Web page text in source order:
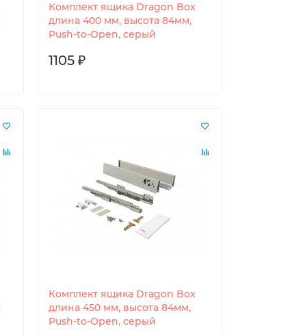
Комплект ящика Dragon Box
длина 400 мм, высота 84мм,
Push-to-Open, серый
1105 ₽
Комплект ящика Dragon Box
длина 450 мм, высота 84мм,
Push-to-Open, серый